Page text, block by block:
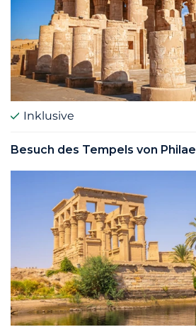
Inklusive
Besuch des Tempels von Philae